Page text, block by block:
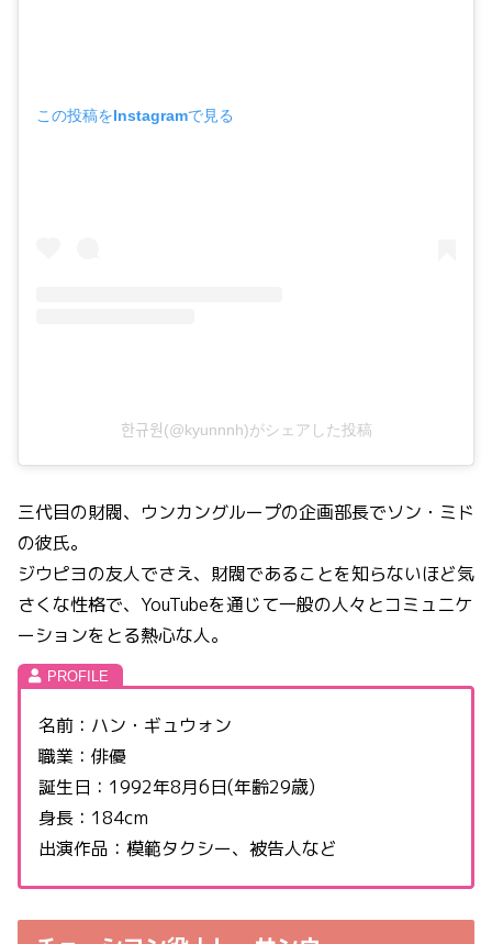
この投稿をInstagramで見る
한규원(@kyunnnh)がシェアした投稿
三代目の財閥、ウンカングループの企画部長でソン・ミド
の彼氏。
ジウピヨの友人でさえ、財閥であることを知らないほど気
さくな性格で、YouTubeを通じて一般の人々とコミュニケ
ーションをとる熱心な人。
名前：ハン・ギュウォン
職業：俳優
誕生日：1992年8月6日(年齢29歳)
身長：184cm
出演作品：模範タクシー、被告人など